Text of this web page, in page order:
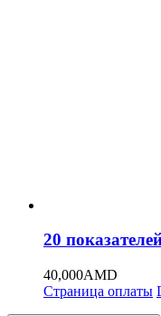
20
40,000AMD
Страница оплаты